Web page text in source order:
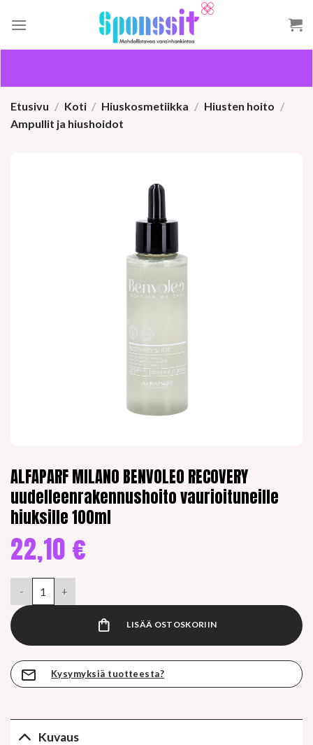
Etusivu / Koti / Hiuskosmetiikka / Hiusten hoito /
Ampullit ja hiushoidot
ALFAPARF MILANO BENVOLEO RECOVERY
uudelleenrakennushoito vaurioituneille
hiuksille 100ml
22,10 €
LISÄÄ OSTOSKORIIN
Kysymyksiä tuotteesta?
Kuvaus